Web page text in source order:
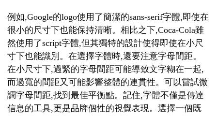
例如,Google的logo使用了簡潔的sans-serif字體,即使在
很小的尺寸下也能保持清晰。相比之下,Coca-Cola雖
然使用了script字體,但其獨特的設計使得即使在小尺
寸下也能識別。在選擇字體時,還要注意字母間距。
在小尺寸下,過緊的字母間距可能導致文字糊在一起,
而過寬的間距又可能影響整體的連貫性。可以嘗試微
調字母間距,找到最佳平衡點。記住,字體不僅是傳達
信息的工具,更是品牌個性的視覺表現。選擇一個既